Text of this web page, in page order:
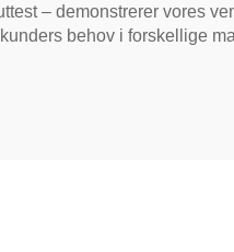
– demonstrerer vores
behov i forskellige